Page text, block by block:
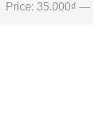
Price: 35.000₫ —